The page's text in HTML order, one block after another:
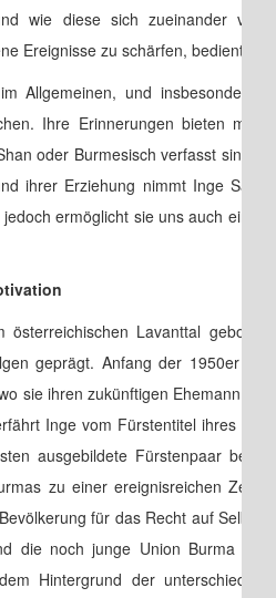
wie diese sich zueinander
Ereignisse zu schärfen, bediente
Allgemeinen, und insbesondere
Ihre Erinnerungen bieten mir
oder Burmesisch verfasst sind
ihrer Erziehung nimmt Inge
ermöglicht sie uns auch
Lavanttal
geprägt. Anfang der 1950er
sie ihren zukünftigen Ehemann
Inge vom Fürstentitel ihres
ausgebildete Fürstenpaar
zu einer ereignisreichen Zeit:
für das Recht auf
die noch junge Union Burma
Hintergrund der